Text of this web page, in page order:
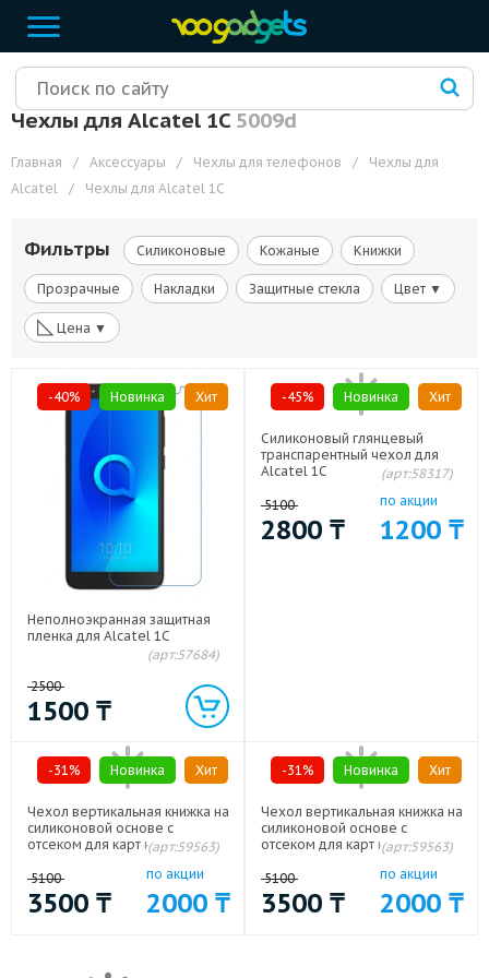
Чехлы для Alcatel 1C5009d
Главная / Аксессуары / Чехлы для телефонов /
Чехлы для
Alcatel
/ Чехлы для Alcatel 1C
Фильтры Силиконовые Кожаные Книжки
Прозрачные Накладки Защитные стекла Цвет ▼
◺ Цена ▼
-40% Новинка Хит
Неполноэкранная защитная
пленка для Alcatel 1C
(арт:57684)
2500
1500 ₸
-45% Новинка Хит
Силиконовый глянцевый
транспарентный чехол для
Alcatel 1C
(арт:58317)
5100
2800 ₸
по акции
1200 ₸
-31% Новинка Хит
Чехол вертикальная книжка на
силиконовой основе с
отсеком для карт на магнитной
(арт:59563)
5100
3500 ₸
по акции
2000 ₸
-31% Новинка Хит
Чехол вертикальная книжка на
силиконовой основе с
отсеком для карт на магнитной
Коричневый
(арт:59563)
5100
3500 ₸
по акции
2000 ₸